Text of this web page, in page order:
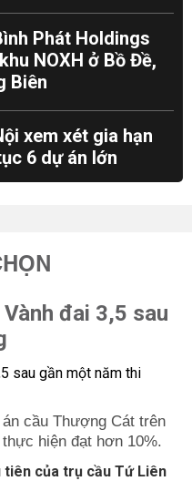
Phát Holdings
NOXH ở Bồ Đề,
Biên
xem xét gia hạn
6 dự án lớn
đai 3,5 sau
cầu Thượng Cát trên
hiện đạt hơn 10%.
tiên của trụ cầu Tứ Liên